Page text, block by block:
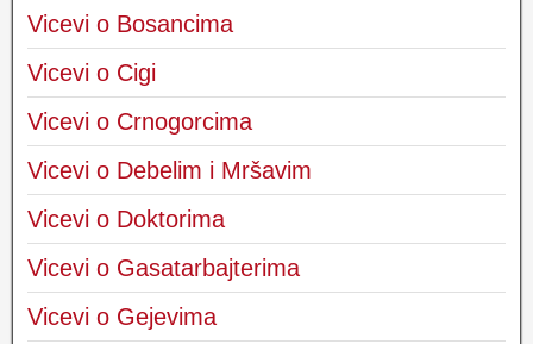
Vicevi o Bosancima
Vicevi o Cigi
Vicevi o Crnogorcima
Vicevi o Debelim i Mršavim
Vicevi o Doktorima
Vicevi o Gasatarbajterima
Vicevi o Gejevima